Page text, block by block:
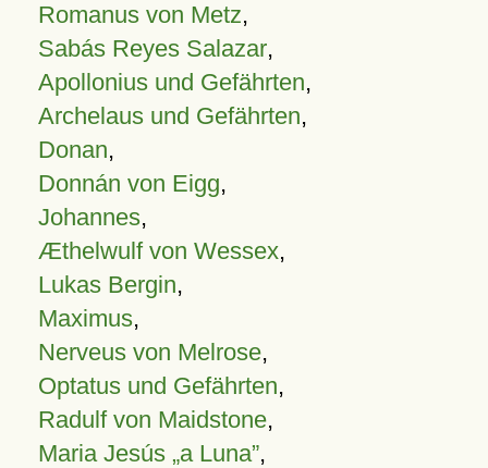
Romanus von Metz,
Sabás Reyes Salazar,
Apollonius und Gefährten,
Archelaus und Gefährten,
Donan,
Donnán von Eigg,
Johannes,
Æthelwulf von Wessex,
Lukas Bergin,
Maximus,
Nerveus von Melrose,
Optatus und Gefährten,
Radulf von Maidstone,
Maria Jesús „a Luna”,